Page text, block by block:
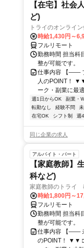
【在宅】社会
ど)
トライのオンライ
時給1,430円～
フルリモート
勤務時間 担当科
整が可能です。
仕事内容 【――
人のPOINT！
ーク・副業に最
週1日からOK 副業・
転勤なし
経験不問
在宅OK
シフト制 週
同じ企業の求人
アルバイト・パート
【家庭教師】
科など)
家庭教師のトライ
時給1,800円～
フルリモート
勤務時間 担当科
整が可能です。
仕事内容 【――
のPOINT！ ▼▼ □